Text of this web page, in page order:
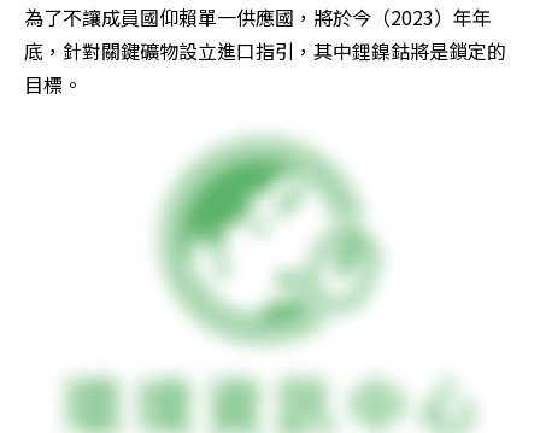
為了不讓成員國仰賴單一供應國，將於今（2023）年年
底，針對關鍵礦物設立進口指引，其中鋰鎳鈷將是鎖定的
目標。